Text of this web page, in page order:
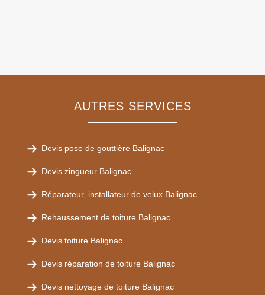
AUTRES SERVICES
Devis pose de gouttière Balignac
Devis zingueur Balignac
Réparateur, installateur de velux Balignac
Rehaussement de toiture Balignac
Devis toiture Balignac
Devis réparation de toiture Balignac
Devis nettoyage de toiture Balignac